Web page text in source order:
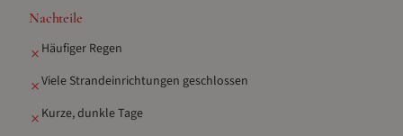
Nachteile
✗ Häufiger Regen
✗Viele Strandeinrichtungen geschlossen
✗ Kurze, dunkle Tage